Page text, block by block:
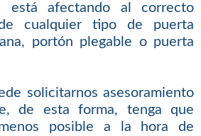
está afectando al correcto
cualquier tipo de puerta
portón plegable o puerta
solicitarnos asesoramiento
de esta forma, tenga que
posible a la hora de